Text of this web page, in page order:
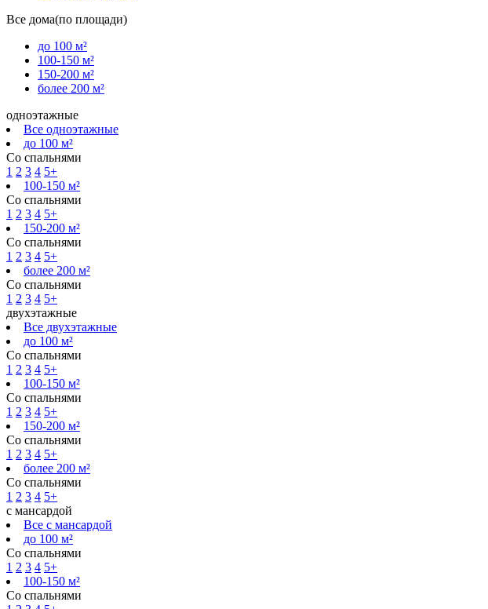
Все дома(по площади)
до 100 м²
100-150 м²
150-200 м²
более 200 м²
одноэтажные
Все одноэтажные
до 100 м²
Со спальнями
1 2 3 4 5+
100-150 м²
Со спальнями
1 2 3 4 5+
150-200 м²
Со спальнями
1 2 3 4 5+
более 200 м²
Со спальнями
1 2 3 4 5+
двухэтажные
Все двухэтажные
до 100 м²
Со спальнями
1 2 3 4 5+
100-150 м²
Со спальнями
1 2 3 4 5+
150-200 м²
Со спальнями
1 2 3 4 5+
более 200 м²
Со спальнями
1 2 3 4 5+
с мансардой
Все с мансардой
до 100 м²
Со спальнями
1 2 3 4 5+
100-150 м²
Со спальнями